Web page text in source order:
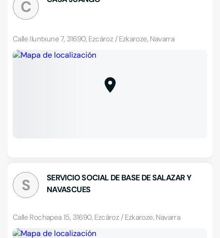
C
Calle Iluntxune 7, 31690, Ezcároz / Ezkaroze, Navarra
S
SERVICIO SOCIAL DE BASE DE SALAZAR Y
NAVASCUES
Calle Rochapea 15, 31690, Ezcároz / Ezkaroze, Navarra